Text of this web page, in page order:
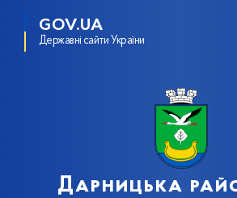
GOV.UA
Державні сайти України
Дарницька